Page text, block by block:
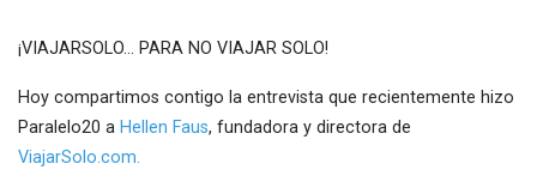
¡VIAJARSOLO… PARA NO VIAJAR SOLO!
Hoy compartimos contigo la entrevista que recientemente hizo
Paralelo20 a Hellen Faus, fundadora y directora de
ViajarSolo.com.